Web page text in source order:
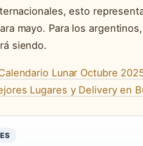
esto
mayo. Para los
siendo.
Lunar Octubre
Lugares y Delivery en